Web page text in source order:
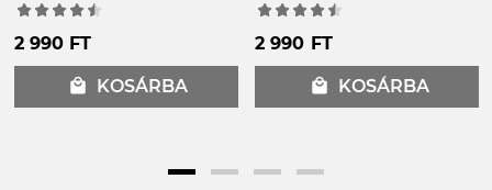
2 990 FT
local_mall KOSÁRBA
2 990 FT
local_mall KOSÁRBA